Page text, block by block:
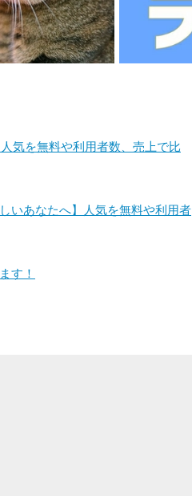
気を無料や利用者数、売上で比
いあなたへ】人気を無料や利用者
す！